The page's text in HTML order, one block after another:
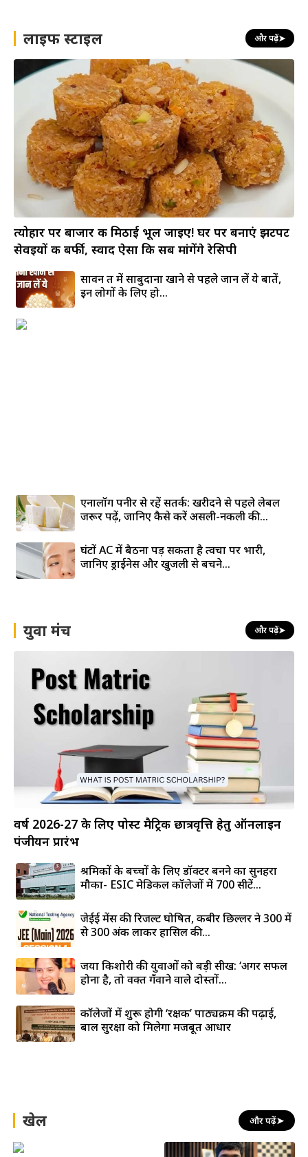
लाइफ स्टाइल और पढ़ें➤
त्योहार पर बाजार की मिठाई भूल जाइए! घर पर बनाएं झटपट
सेवइयों की बर्फी, स्वाद ऐसा कि सब मांगेंगे रेसिपी
सावन व्रत में साबुदाना खाने से पहले जान लें ये बातें,
इन लोगों के लिए हो...
एनालॉग पनीर से रहें सतर्क: खरीदने से पहले लेबल
जरूर पढ़ें, जानिए कैसे करें असली-नकली की...
घंटों AC में बैठना पड़ सकता है त्वचा पर भारी,
जानिए ड्राईनेस और खुजली से बचने...
युवा मंच और पढ़ें➤
वर्ष 2026-27 के लिए पोस्ट मैट्रिक छात्रवृत्ति हेतु ऑनलाइन
पंजीयन प्रारंभ
श्रमिकों के बच्चों के लिए डॉक्टर बनने का सुनहरा
मौका- ESIC मेडिकल कॉलेजों में 700 सीटें...
जेईई मेंस की रिजल्ट घोषित, कबीर छिल्लर ने 300 में
से 300 अंक लाकर हासिल की...
जया किशोरी की युवाओं को बड़ी सीख: ‘अगर सफल
होना है, तो वक्त गँवाने वाले दोस्तों...
कॉलेजों में शुरू होगी ‘रक्षक’ पाठ्यक्रम की पढ़ाई,
बाल सुरक्षा को मिलेगा मजबूत आधार
खेल और पढ़ें➤